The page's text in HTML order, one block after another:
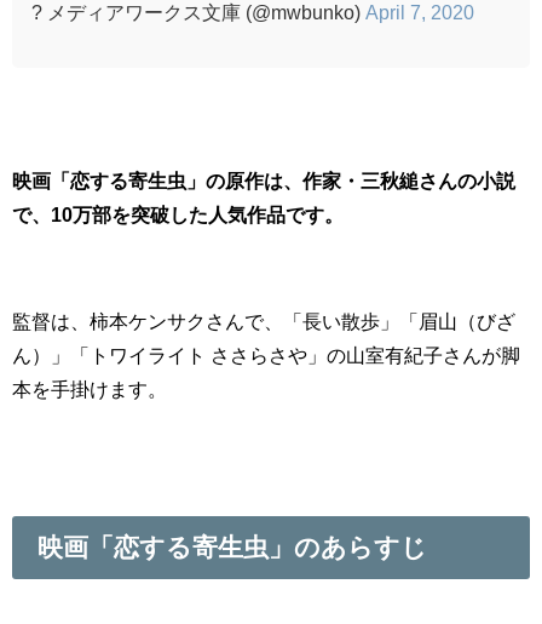
? メディアワークス文庫 (@mwbunko) April 7, 2020
映画「恋する寄生虫」の原作は、作家・三秋縋さんの小説
で、10万部を突破した人気作品です。
監督は、柿本ケンサクさんで、「長い散歩」「眉山（びざ
ん）」「トワイライト ささらさや」の山室有紀子さんが脚
本を手掛けます。
映画「恋する寄生虫」のあらすじ